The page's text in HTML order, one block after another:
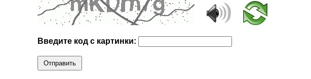
Введите код с картинки:
Отправить